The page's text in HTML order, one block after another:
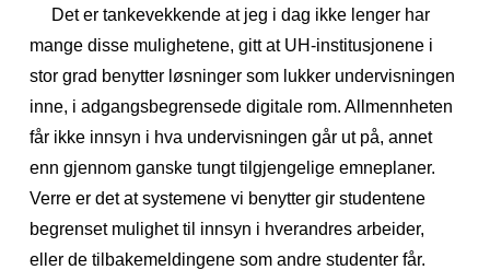
Det er tankevekkende at jeg i dag ikke lenger har
mange disse mulighetene, gitt at UH-institusjonene i
stor grad benytter løsninger som lukker undervisningen
inne, i adgangsbegrensede digitale rom. Allmennheten
får ikke innsyn i hva undervisningen går ut på, annet
enn gjennom ganske tungt tilgjengelige emneplaner.
Verre er det at systemene vi benytter gir studentene
begrenset mulighet til innsyn i hverandres arbeider,
eller de tilbakemeldingene som andre studenter får.